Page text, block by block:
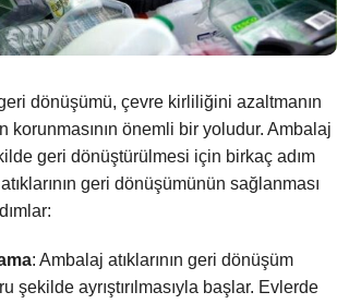
dönüşümü, çevre kirliliğini azaltmanın
korunmasının önemli bir yoludur. Ambalaj
geri dönüştürülmesi için birkaç adım
geri dönüşümünün sağlanması
: Ambalaj atıklarının geri dönüşüm
şekilde ayrıştırılmasıyla başlar. Evlerde